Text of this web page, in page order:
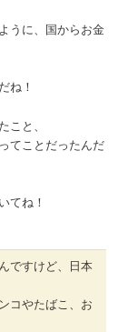
うに、国からお金
ね！
と、
てことだったんだ
てね！
ですけど、日本
コやたばこ、お